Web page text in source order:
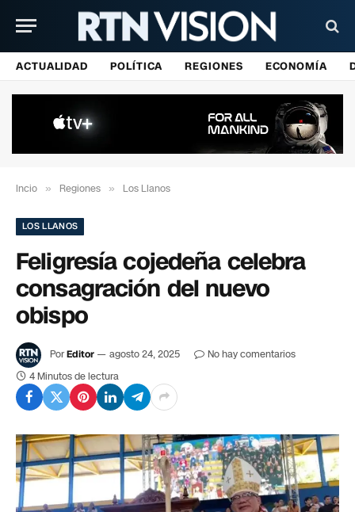
ACTUALIDAD POLÍTICA REGIONES ECONOMÍA
Incio » Regiones » Los Llanos
LOS LLANOS
Feligresía cojedeña celebra
consagración del nuevo
obispo
PorEditor agosto 24, 2025
No hay comentarios
4 Minutos de lectura